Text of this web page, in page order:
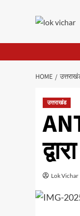
HOME
उत्तराखंड
Lok Vichar